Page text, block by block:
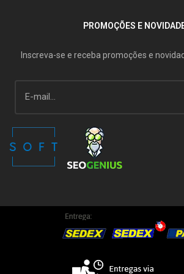
PROMOÇÕES E
Inscreva-se e receba promoções e